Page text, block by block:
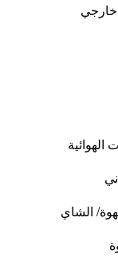
الهوائية
الشاي